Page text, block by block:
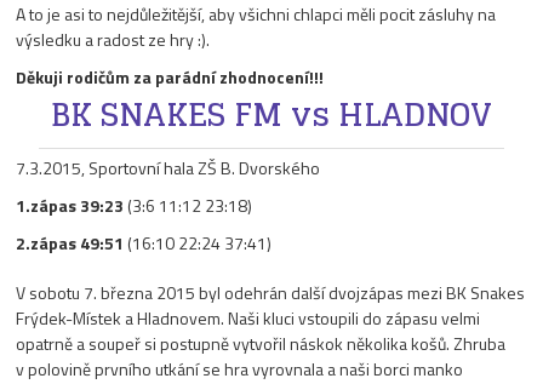
A to je asi to nejdůležitější, aby všichni chlapci měli pocit zásluhy na
výsledku a radost ze hry :).
Děkuji rodičům za parádní zhodnocení!!!
BK SNAKES FM vs HLADNOV
7.3.2015, Sportovní hala ZŠ B. Dvorského
1.zápas 39:23 (3:6 11:12 23:18)
2.zápas 49:51 (16:10 22:24 37:41)
V sobotu 7. března 2015 byl odehrán další dvojzápas mezi BK Snakes
Frýdek-Místek a Hladnovem. Naši kluci vstoupili do zápasu velmi
opatrně a soupeř si postupně vytvořil náskok několika košů. Zhruba
v polovině prvního utkání se hra vyrovnala a naši borci manko